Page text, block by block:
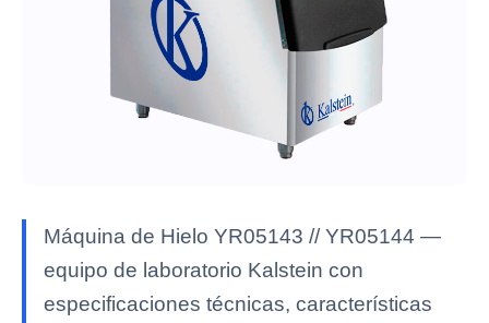
Máquina de Hielo YR05143 // YR05144 —
equipo de laboratorio Kalstein con
especificaciones técnicas, características